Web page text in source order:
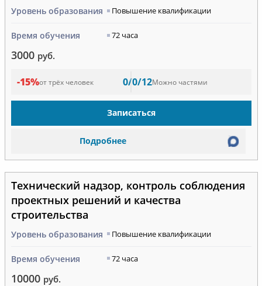
Уровень образования Повышение квалификации
Время обучения 72 часа
3000 руб.
-15%от трёх человек 0/0/12Можно частями
Записаться
Подробнее
Технический надзор, контроль соблюдения
проектных решений и качества
строительства
Уровень образования Повышение квалификации
Время обучения 72 часа
10000 руб.